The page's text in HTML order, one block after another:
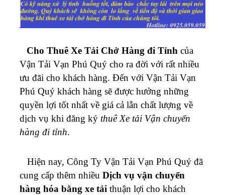
Cho Thuê Xe Tải Chở Hàng đi Tỉnh của
Vận Tải Vạn Phú Quý cho ra đời với rất nhiều
ưu đãi cho khách hàng. Đến với Vận Tải Vạn
Phú Quý khách hàng sẽ được hưởng những
quyền lợi tốt nhất về giá cả lẫn chất lượng về
dịch vụ khi đăng ký thuê Xe tải Vận chuyển
hàng đi tỉnh.
Hiện nay, Công Ty Vận Tải Vạn Phú Quý đã
cung cấp thêm nhiều Dịch vụ vận chuyển
hàng hóa bằng xe tải thuận lợi cho khách